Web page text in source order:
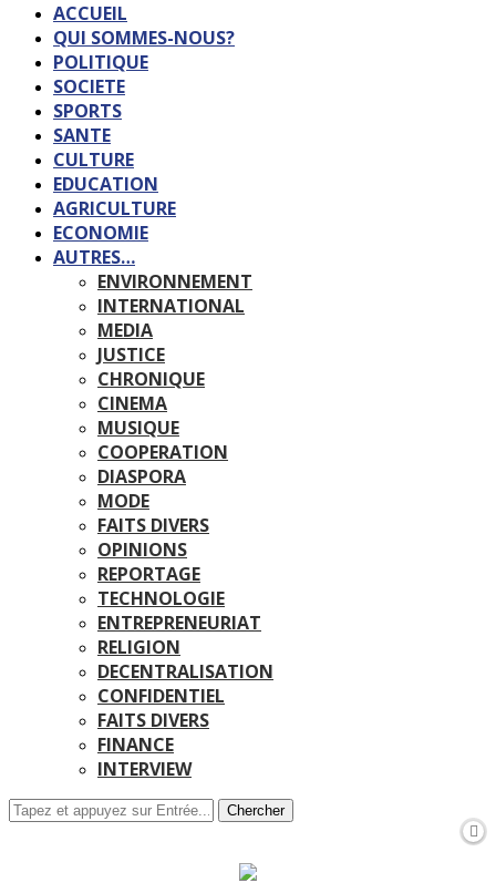
ACCUEIL
QUI SOMMES-NOUS?
POLITIQUE
SOCIETE
SPORTS
SANTE
CULTURE
EDUCATION
AGRICULTURE
ECONOMIE
AUTRES…
ENVIRONNEMENT
INTERNATIONAL
MEDIA
JUSTICE
CHRONIQUE
CINEMA
MUSIQUE
COOPERATION
DIASPORA
MODE
FAITS DIVERS
OPINIONS
REPORTAGE
TECHNOLOGIE
ENTREPRENEURIAT
RELIGION
DECENTRALISATION
CONFIDENTIEL
FAITS DIVERS
FINANCE
INTERVIEW
Chercher